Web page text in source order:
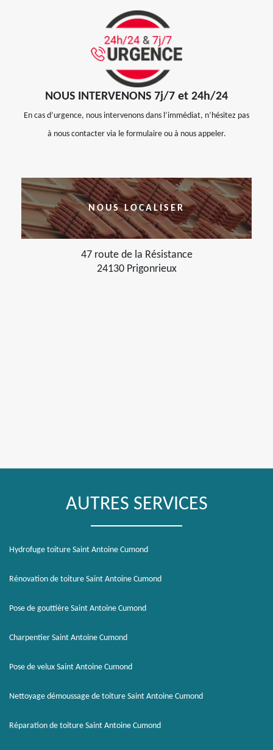
NOUS INTERVENONS 7j/7 et 24h/24
En cas d’urgence, nous intervenons dans l’immédiat, n’hésitez pas
à nous contacter via le formulaire ou à nous appeler.
NOUS LOCALISER
47 route de la Résistance
24130 Prigonrieux
AUTRES SERVICES
Hydrofuge toiture Saint Antoine Cumond
Rénovation de toiture Saint Antoine Cumond
Pose de gouttière Saint Antoine Cumond
Charpentier Saint Antoine Cumond
Pose de velux Saint Antoine Cumond
Nettoyage démoussage de toiture Saint Antoine Cumond
Réparation de toiture Saint Antoine Cumond